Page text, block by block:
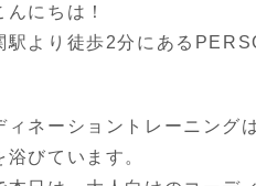
んにちは！
駅より徒歩2分にある
ィネーショントレーニング
浴びています。